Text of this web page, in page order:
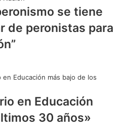
se tiene
de peronistas para
en Educación
30 años»